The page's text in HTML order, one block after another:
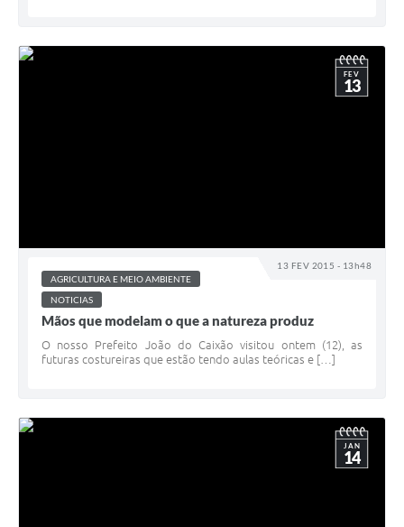
13 FEV 2015 - 13h48
FEV
13
AGRICULTURA E MEIO AMBIENTE
NOTICIAS
Mãos que modelam o que a natureza produz
O nosso Prefeito João do Caixão visitou ontem (12), as
futuras costureiras que estão tendo aulas teóricas e […]
JAN
14